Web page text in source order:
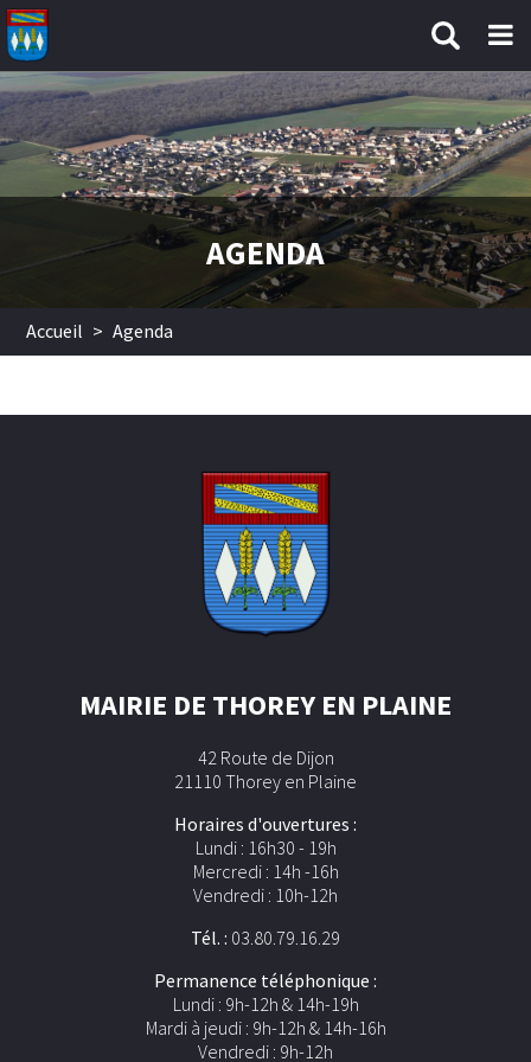
Aller au contenu principal
AGENDA
Accueil > Agenda
MAIRIE DE THOREY EN PLAINE
42 Route de Dijon
21110 Thorey en Plaine
Horaires d'ouvertures :
Lundi : 16h30 - 19h
Mercredi : 14h -16h
Vendredi : 10h-12h
Tél. : 03.80.79.16.29
Permanence téléphonique :
Lundi : 9h-12h & 14h-19h
Mardi à jeudi : 9h-12h & 14h-16h
Vendredi : 9h-12h